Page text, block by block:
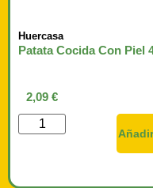
Huercasa
Patata Cocida Con Piel
2,09 €